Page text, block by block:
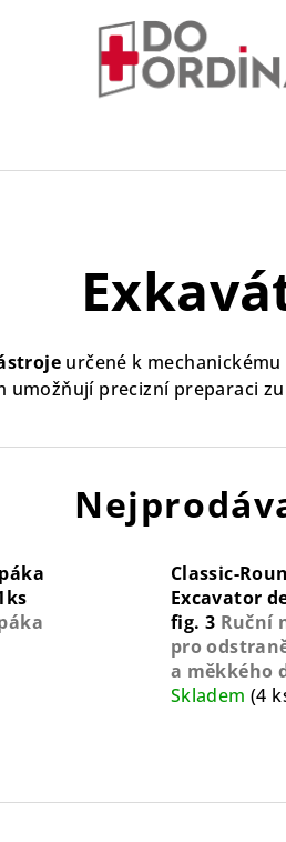
určené k
umožňují precizní preparaci
Classic-
Excavator
fig. 3 Ruční
pro
a měkkého
Skladem (4